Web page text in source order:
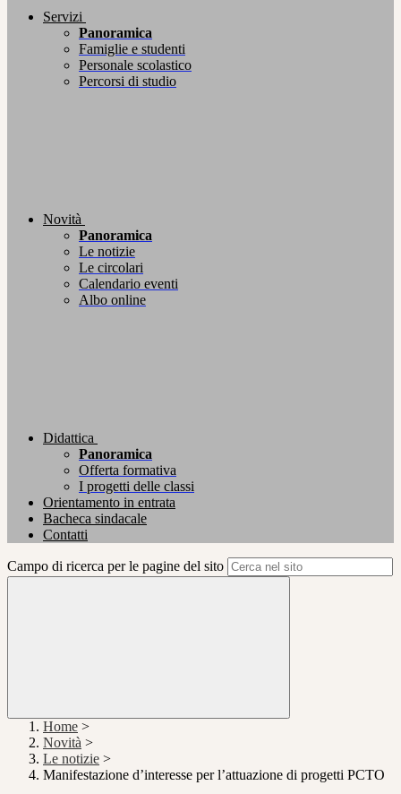
Servizi
Panoramica
Famiglie e studenti
Personale scolastico
Percorsi di studio
Novità
Panoramica
Le notizie
Le circolari
Calendario eventi
Albo online
Didattica
Panoramica
Offerta formativa
I progetti delle classi
Orientamento in entrata
Bacheca sindacale
Contatti
Campo di ricerca per le pagine del sito
Home >
Novità >
Le notizie >
Manifestazione d’interesse per l’attuazione di progetti PCTO